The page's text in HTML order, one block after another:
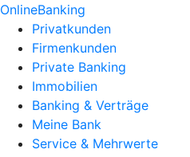
OnlineBanking
Privatkunden
Firmenkunden
Private Banking
Immobilien
Banking & Verträge
Meine Bank
Service & Mehrwerte